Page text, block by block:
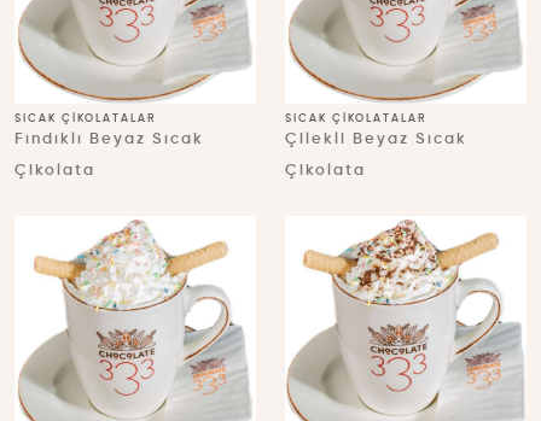
SICAK ÇIKOLATALAR
Fındıklı Beyaz Sıcak
Çikolata
SICAK ÇIKOLATALAR
Çilekli Beyaz Sıcak
Çikolata